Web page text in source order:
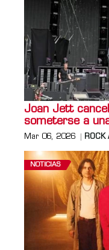
Joan Jett
someterse a
Mar 06, 2026 ROCK
NOTICIAS